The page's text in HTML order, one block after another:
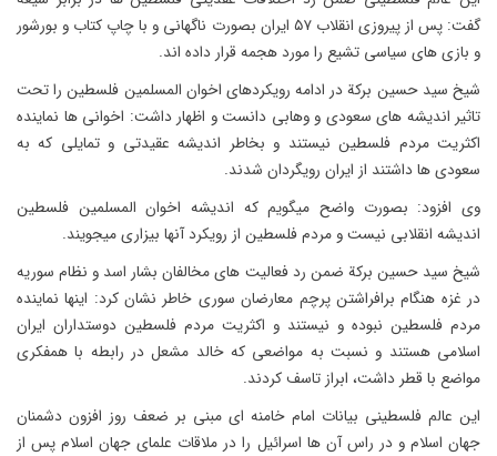
گفت: پس از پیروزی انقلاب ۵۷ ایران بصورت ناگهانی و با چاپ کتاب و بورشور
و بازی های سیاسی تشیع را مورد هجمه قرار داده اند.
شیخ سید حسین برکة در ادامه رویکردهای اخوان المسلمین فلسطین را تحت
تاثیر اندیشه های سعودی و وهابی دانست و اظهار داشت: اخوانی ها نماینده
اکثریت مردم فلسطین نیستند و بخاطر اندیشه عقیدتی و تمایلی که به
سعودی ها داشتند از ایران رویگردان شدند.
وی افزود: بصورت واضح میگویم که اندیشه اخوان المسلمین فلسطین
اندیشه انقلابی نیست و مردم فلسطین از رویکرد آنها بیزاری میجویند.
شیخ سید حسین برکة ضمن رد فعالیت های مخالفان بشار اسد و نظام سوریه
در غزه هنگام برافراشتن پرچم معارضان سوری خاطر نشان کرد: اینها نماینده
مردم فلسطین نبوده و نیستند و اکثریت مردم فلسطین دوستداران ایران
اسلامی هستند و نسبت به مواضعی که خالد مشعل در رابطه با همفکری
مواضع با قطر داشت، ابراز تاسف کردند.
این عالم فلسطینی بیانات امام خامنه ای مبنی بر ضعف روز افزون دشمنان
جهان اسلام و در راس آن ها اسرائیل را در ملاقات علمای جهان اسلام پس از